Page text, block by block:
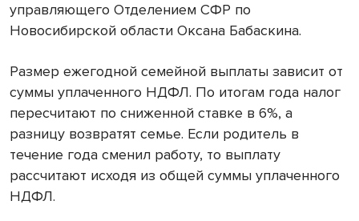
управляющего Отделением СФР по
Новосибирской области Оксана Бабаскина.
Размер ежегодной семейной выплаты зависит от
суммы уплаченного НДФЛ. По итогам года налог
пересчитают по сниженной ставке в 6%, а
разницу возвратят семье. Если родитель в
течение года сменил работу, то выплату
рассчитают исходя из общей суммы уплаченного
НДФЛ.